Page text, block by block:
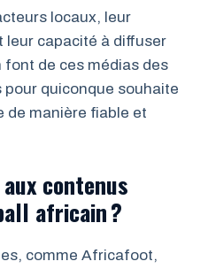
locaux, leur
leur capacité à diffuser
font de ces médias des
quiconque souhaite
de manière fiable et
contenus
africain ?
comme Africafoot,